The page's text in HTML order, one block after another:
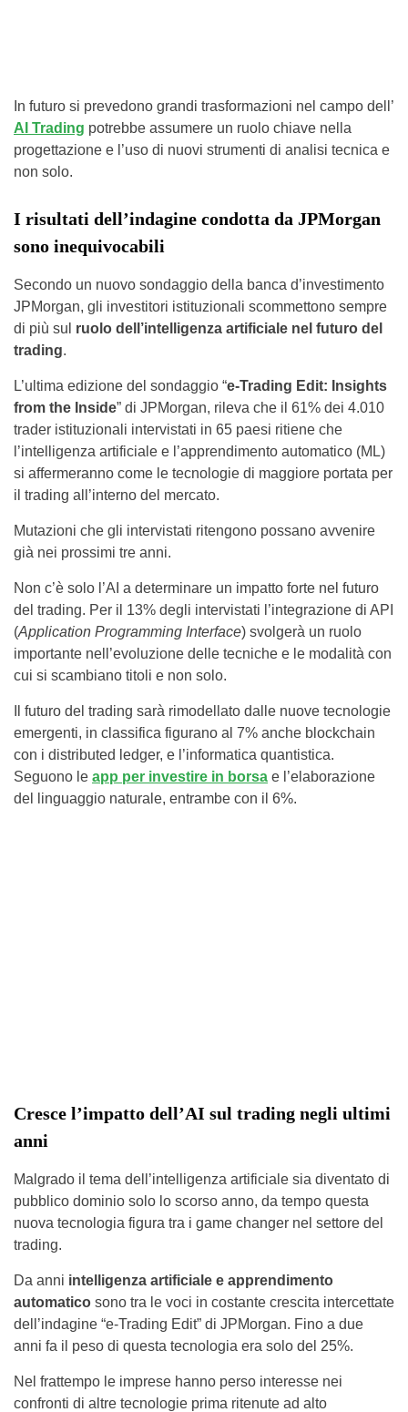
In futuro si prevedono grandi trasformazioni nel campo dell’
AI Trading potrebbe assumere un ruolo chiave nella
progettazione e l’uso di nuovi strumenti di analisi tecnica e
non solo.
I risultati dell’indagine condotta da JPMorgan
sono inequivocabili
Secondo un nuovo sondaggio della banca d’investimento
JPMorgan, gli investitori istituzionali scommettono sempre
di più sul ruolo dell’intelligenza artificiale nel futuro del
trading.
L’ultima edizione del sondaggio “e-Trading Edit: Insights
from the Inside” di JPMorgan, rileva che il 61% dei 4.010
trader istituzionali intervistati in 65 paesi ritiene che
l’intelligenza artificiale e l’apprendimento automatico (ML)
si affermeranno come le tecnologie di maggiore portata per
il trading all’interno del mercato.
Mutazioni che gli intervistati ritengono possano avvenire
già nei prossimi tre anni.
Non c’è solo l’AI a determinare un impatto forte nel futuro
del trading. Per il 13% degli intervistati l’integrazione di API
(Application Programming Interface) svolgerà un ruolo
importante nell’evoluzione delle tecniche e le modalità con
cui si scambiano titoli e non solo.
Il futuro del trading sarà rimodellato dalle nuove tecnologie
emergenti, in classifica figurano al 7% anche blockchain
con i distributed ledger, e l’informatica quantistica.
Seguono le app per investire in borsa e l’elaborazione
del linguaggio naturale, entrambe con il 6%.
Cresce l’impatto dell’AI sul trading negli ultimi
anni
Malgrado il tema dell’intelligenza artificiale sia diventato di
pubblico dominio solo lo scorso anno, da tempo questa
nuova tecnologia figura tra i game changer nel settore del
trading.
Da anni intelligenza artificiale e apprendimento
automatico sono tra le voci in costante crescita intercettate
dell’indagine “e-Trading Edit” di JPMorgan. Fino a due
anni fa il peso di questa tecnologia era solo del 25%.
Nel frattempo le imprese hanno perso interesse nei
confronti di altre tecnologie prima ritenute ad alto